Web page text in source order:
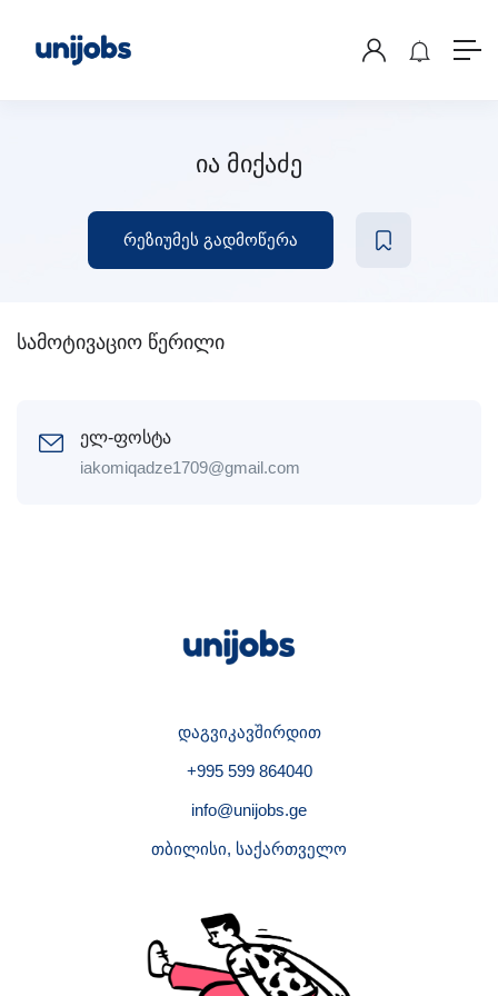
ია მიქაძე
რეზიუმეს გადმოწერა
სამოტივაციო წერილი
ელ-ფოსტა
iakomiqadze1709@gmail.com
დაგვიკავშირდით
+995 599 864040
info@unijobs.ge
თბილისი, საქართველო